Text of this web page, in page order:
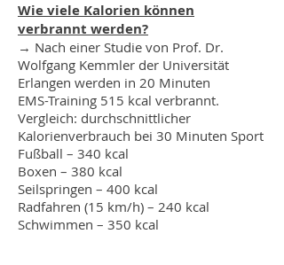
Wie viele Kalorien können
verbrannt werden?
→ Nach einer Studie von Prof. Dr.
Wolfgang Kemmler der Universität
Erlangen werden in 20 Minuten
EMS-Training 515 kcal verbrannt.
Vergleich: durchschnittlicher
Kalorienverbrauch bei 30 Minuten Sport
Fußball – 340 kcal
Boxen – 380 kcal
Seilspringen – 400 kcal
Radfahren (15 km/h) – 240 kcal
Schwimmen – 350 kcal